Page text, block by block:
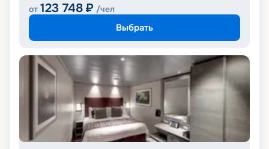
от 123 748 ₽ /чел
Выбрать